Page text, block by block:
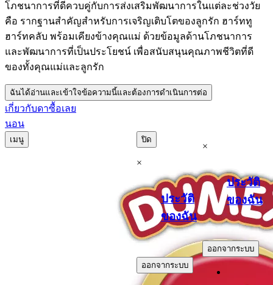
โภชนาการที่ดีควบคู่กับการส่งเสริมพัฒนาการในแต่ละช่วงวัย
คือ รากฐานสำคัญสำหรับการเจริญเติบโตของลูกรัก ฮาร์ททู
ฮาร์ทคลับ พร้อมเคียงข้างคุณแม่ ด้วยข้อมูลด้านโภชนาการ
และพัฒนาการที่เป็นประโยชน์ เพื่อสนับสนุนคุณภาพชีวิตที่ดี
ของทั้งคุณแม่และลูกรัก
ฉันได้อ่านและเข้าใจข้อความนี้และต้องการดำเนินการต่อ
เกี่ยวกับดา
นอน
ซื้อเลย
เมนู ปิด
×
ประวัติ
ของฉัน
.
ออกจากระบบ
×
ประวัติ
ของฉัน
.
ออกจากระบบ